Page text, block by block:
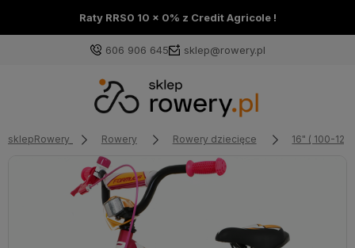
Raty RRS0 10 x 0% z Credit Agricole !
606 906 645 sklep@rowery.pl
sklepRowery Rowery Rowery dziecięce 16" ( 100-120